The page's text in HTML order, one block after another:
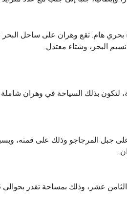
بحري هام. تقع وهران على ساحل
لتكون بذلك السياحة في وهران شاملة
على جبل المرجاجو وذلك على قمته،